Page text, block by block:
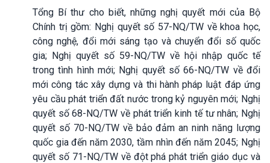
Tổng Bí thư cho biết, những nghị quyết mới của Bộ
Chính trị gồm: Nghị quyết số 57-NQ/TW về khoa học,
công nghệ, đổi mới sáng tạo và chuyển đổi số quốc
gia; Nghị quyết số 59-NQ/TW về hội nhập quốc tế
trong tình hình mới; Nghị quyết số 66-NQ/TW về đổi
mới công tác xây dựng và thi hành pháp luật đáp ứng
yêu cầu phát triển đất nước trong kỷ nguyên mới; Nghị
quyết số 68-NQ/TW về phát triển kinh tế tư nhân; Nghị
quyết số 70-NQ/TW về bảo đảm an ninh năng lượng
quốc gia đến năm 2030, tầm nhìn đến năm 2045; Nghị
quyết số 71-NQ/TW về đột phá phát triển giáo dục và